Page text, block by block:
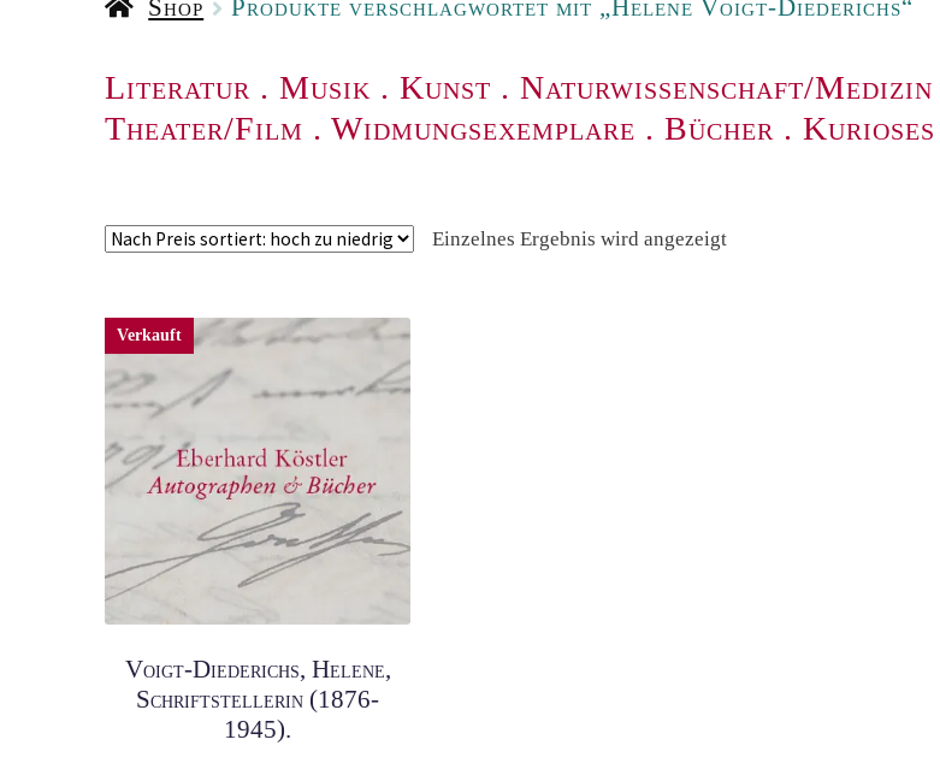
Shop Produkte verschlagwortet mit „Helene Voigt-Diederichs“
Literatur . Musik . Kunst . Naturwissenschaft/Medizin
Theater/Film . Widmungsexemplare . Bücher .
Einzelnes Ergebnis wird angezeigt
Verkauft
Voigt-Diederichs, Helene,
Schriftstellerin (1876-
1945).